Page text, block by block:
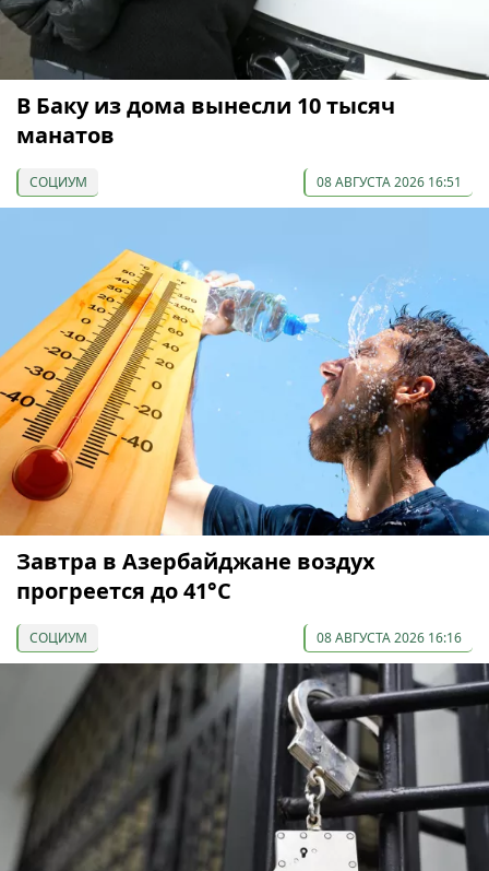
В Баку из дома вынесли 10 тысяч
манатов
СОЦИУМ 08 АВГУСТА 2026 16:51
Завтра в Азербайджане воздух
прогреется до 41°С
СОЦИУМ 08 АВГУСТА 2026 16:16